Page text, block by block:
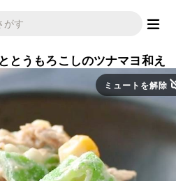
とうもろこしのツナマヨ和え
ミュートを解除